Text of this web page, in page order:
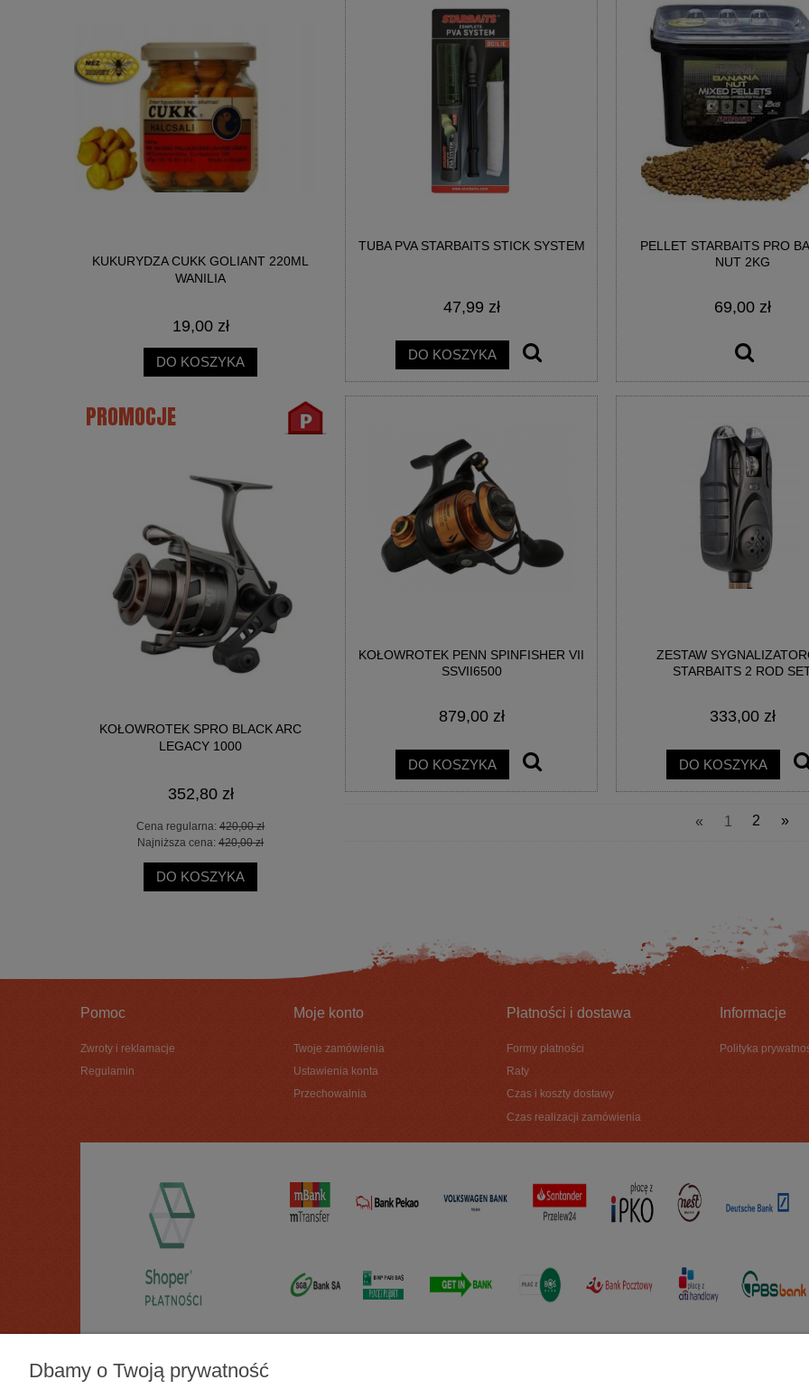
KUKURYDZA CUKK GOLIANT 220ML
WANILIA
19,00 zł
DO KOSZYKA DO KOSZYKA
BIG POISON EGG WAFTERS -
DO KOSZYKA
PROMOCJE
KOŁOWROTEK SPRO BLACK ARC
LEGACY 1000
352,80 zł
Cena regularna: 420,00 zł
Najniższa cena: 420,00 zł
DO KOSZYKA
WĘDKA OKUMA G-CONTROL 15-40G
230,74 zł
KOŁOWROTEK SPRO MIMIC 2.0
129,36 zł
Cena regularna: 154,00 zł
TUBA PVA STARBAITS STICK SYSTEM
47,99 zł
DO KOSZYKA
PELLET STARBAITS PRO
NUT 2KG
69,00 zł
KOŁOWROTEK PENN SPINFISHER VII
SSVII6500
879,00 zł
DO KOSZYKA
ZESTAW
STARBAITS 2 ROD
333,00 zł
DO KOSZYKA
« 1 2 »
Pomoc
Zwroty i reklamacje
Regulamin
Moje konto
Twoje zamówienia
Ustawienia konta
Przechowalnia
Płatności i dostawa
Formy płatności
Raty
Czas i koszty dostawy
Czas realizacji zamówienia
Informacje
Polityka
Dbamy o Twoją prywatność